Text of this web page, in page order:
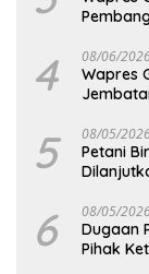
4 08/06/
Wapres
5 08/05/
Petani
6 08/05/
Dugaan
Pihak